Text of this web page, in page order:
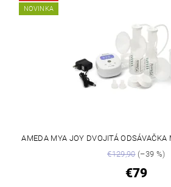
NOVINKA
AMEDA MYA JOY DVOJITÁ ODSÁVAČKA
€129,90(–39 %)
€79